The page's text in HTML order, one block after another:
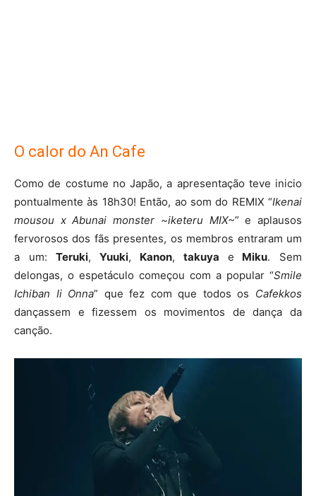
O calor do An Cafe
Como de costume no Japão, a apresentação teve inicio
pontualmente às 18h30! Então, ao som do REMIX “Ikenai
mousou x Abunai monster ~iketeru MIX~” e aplausos
fervorosos dos fãs presentes, os membros entraram um
a um:Teruki, Yuuki, Kanon,takuya e Miku. Sem
delongas, o espetáculo começou com a popular “Smile
Ichiban Ii Onna” que fez com que todos os Cafekkos
dançassem e fizessem os movimentos de dança da
canção.